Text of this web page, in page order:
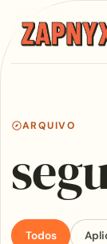
ARQUIVO
Todos